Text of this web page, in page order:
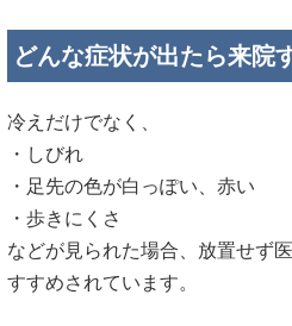
どんな症状が出たら来院
冷えだけでなく、
・しびれ
・足先の色が白っぽい、赤い
・歩きにくさ
などが見られた場合、放置せず
すすめされています。